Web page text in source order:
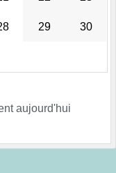
29 30
aujourd'hui